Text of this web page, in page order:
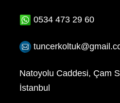
0534 473 29 60
Natoyolu Caddesi, Çam
İstanbul